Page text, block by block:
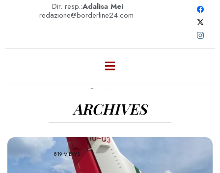
Dir. resp.:Adalisa Mei
redazione@borderline24.com
MONTHLY
ARCHIVES
819 VIEWS